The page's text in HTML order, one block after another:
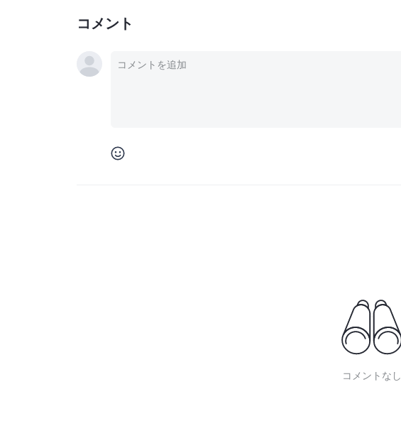
コメント
コメントなし